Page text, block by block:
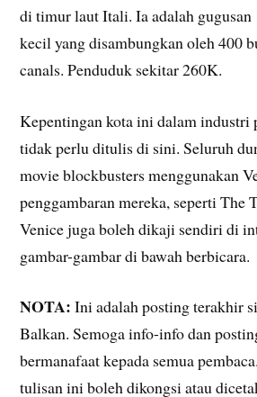
di timur laut Itali. Ia adalah gugusan
kecil yang disambungkan oleh 400
canals. Penduduk sekitar 260K.
Kepentingan kota ini dalam industri
tidak perlu ditulis di sini. Seluruh
movie blockbusters menggunakan
penggambaran mereka, seperti The
Venice juga boleh dikaji sendiri di
gambar-gambar di bawah berbicara.
NOTA:Ini adalah posting terakhir
Balkan. Semoga info-info dan
bermanafaat kepada semua
tulisan ini boleh dikongsi atau